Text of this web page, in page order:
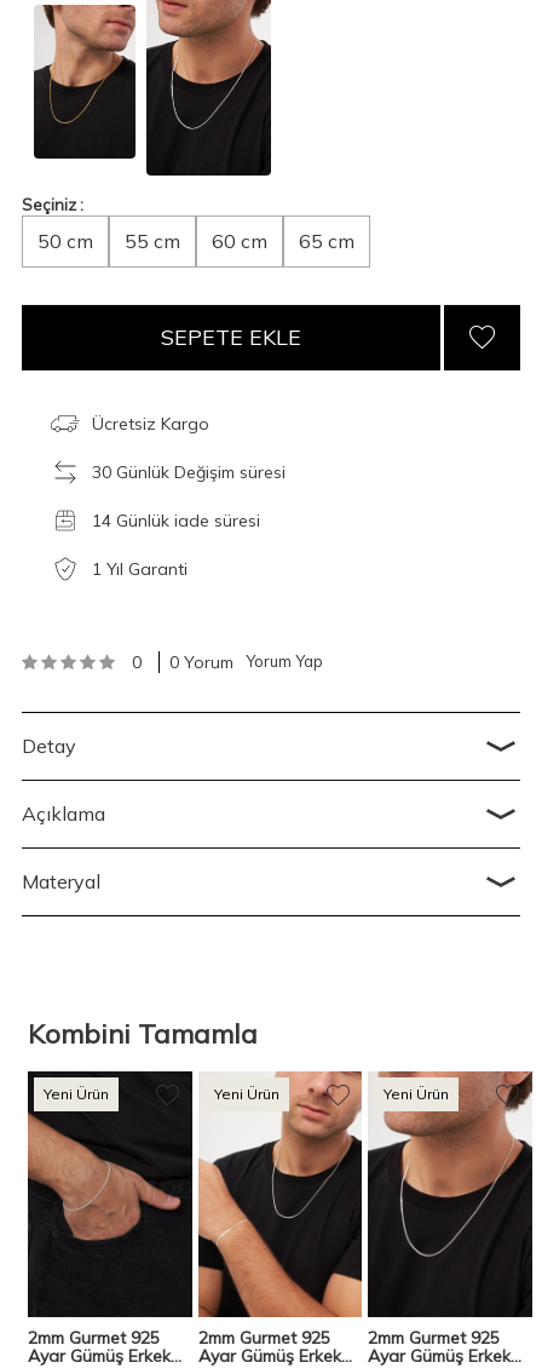
Seçiniz :
50 cm 55 cm 60 cm 65 cm
SEPETE EKLE
Ücretsiz Kargo
30 Günlük Değişim süresi
14 Günlük iade süresi
1 Yıl Garanti
0 0 Yorum Yorum Yap
Detay
Açıklama
Materyal
Kombini Tamamla
Yeni Ürün
2mm Gurmet 925
Ayar Gümüş Erkek
Yeni Ürün
2mm Gurmet 925
Ayar Gümüş Erkek
Yeni Ürün
2mm Gurmet 925
Ayar Gümüş Erkek